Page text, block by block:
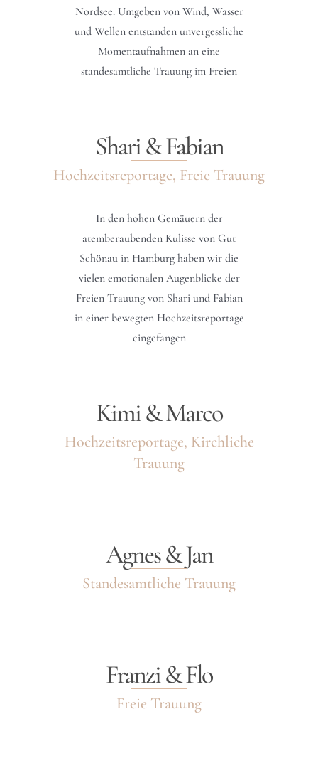
Nordsee. Umgeben von Wind, Wasser
und Wellen entstanden unvergessliche
Momentaufnahmen an eine
standesamtliche Trauung im Freien
Shari & Fabian
Hochzeitsreportage, Freie Trauung
In den hohen Gemäuern der
atemberaubenden Kulisse von Gut
Schönau in Hamburg haben wir die
vielen emotionalen Augenblicke der
Freien Trauung von Shari und Fabian
in einer bewegten Hochzeitsreportage
eingefangen
Kimi & Marco
Hochzeitsreportage, Kirchliche
Trauung
Agnes & Jan
Standesamtliche Trauung
Franzi & Flo
Freie Trauung